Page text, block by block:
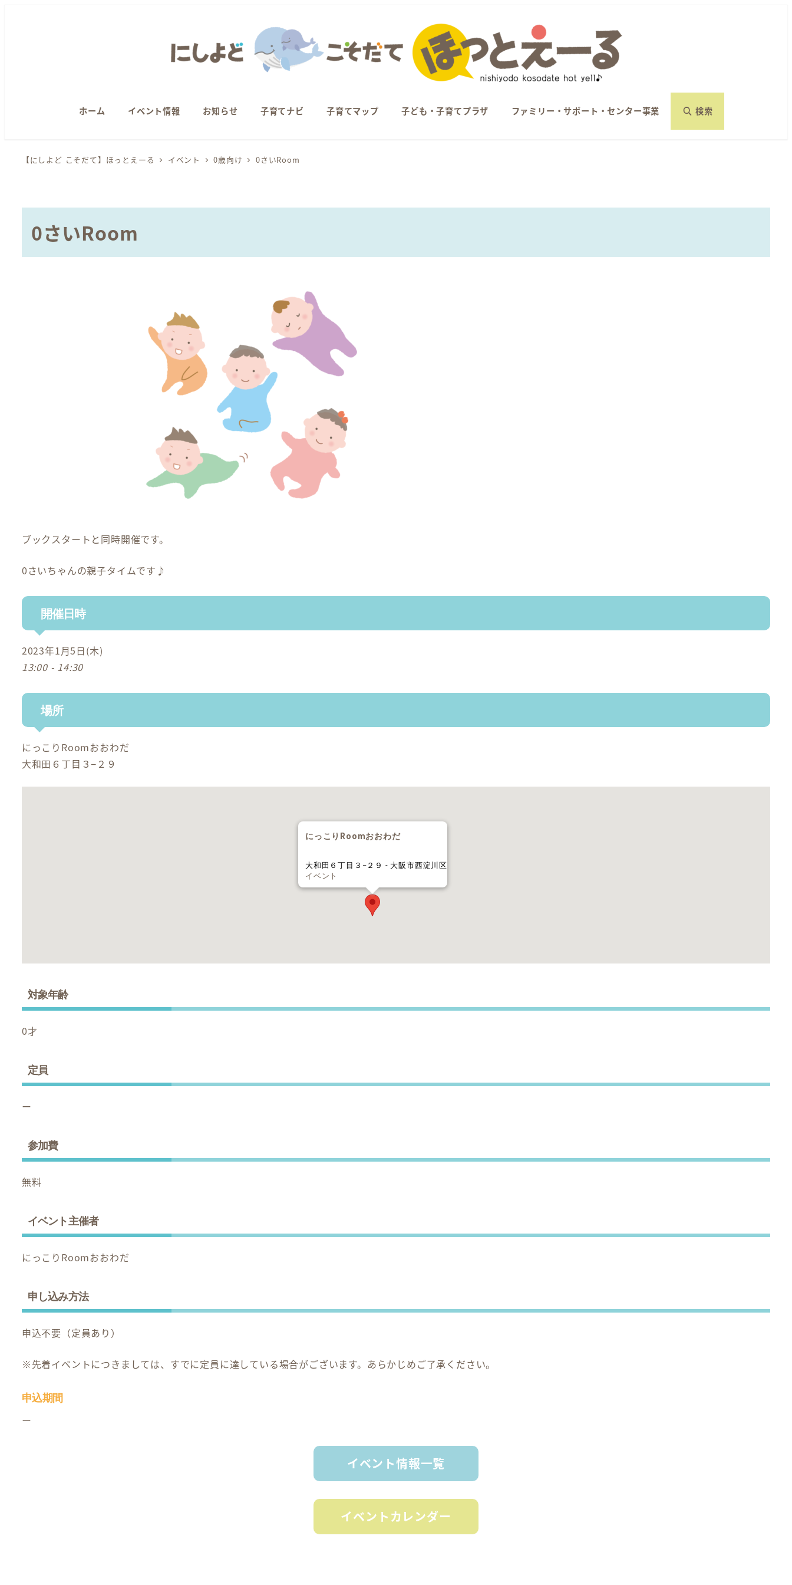
ホーム イベント情報 お知らせ 子育てナビ 子育てマップ 子ども・子育てプラザ ファミリー・サポート・センター事業 検索
【にしよど こそだて】ほっとえーる イベント 0歳向け 0さいRoom
0さいRoom
ブックスタートと同時開催です。
0さいちゃんの親子タイムです♪
開催日時
2023年1月5日(木)
13:00 - 14:30
場所
にっこりRoomおおわだ
大和田６丁目３−２９
にっこりRoomおおわだ
大和田６丁目３−２９ - 大阪市西淀川区
イベント
対象年齢
0才
定員
ー
参加費
無料
イベント主催者
にっこりRoomおおわだ
申し込み方法
申込不要（定員あり）
※先着イベントにつきましては、すでに定員に達している場合がございます。あらかじめご了承ください。
申込期間
ー
イベント情報一覧
イベントカレンダー